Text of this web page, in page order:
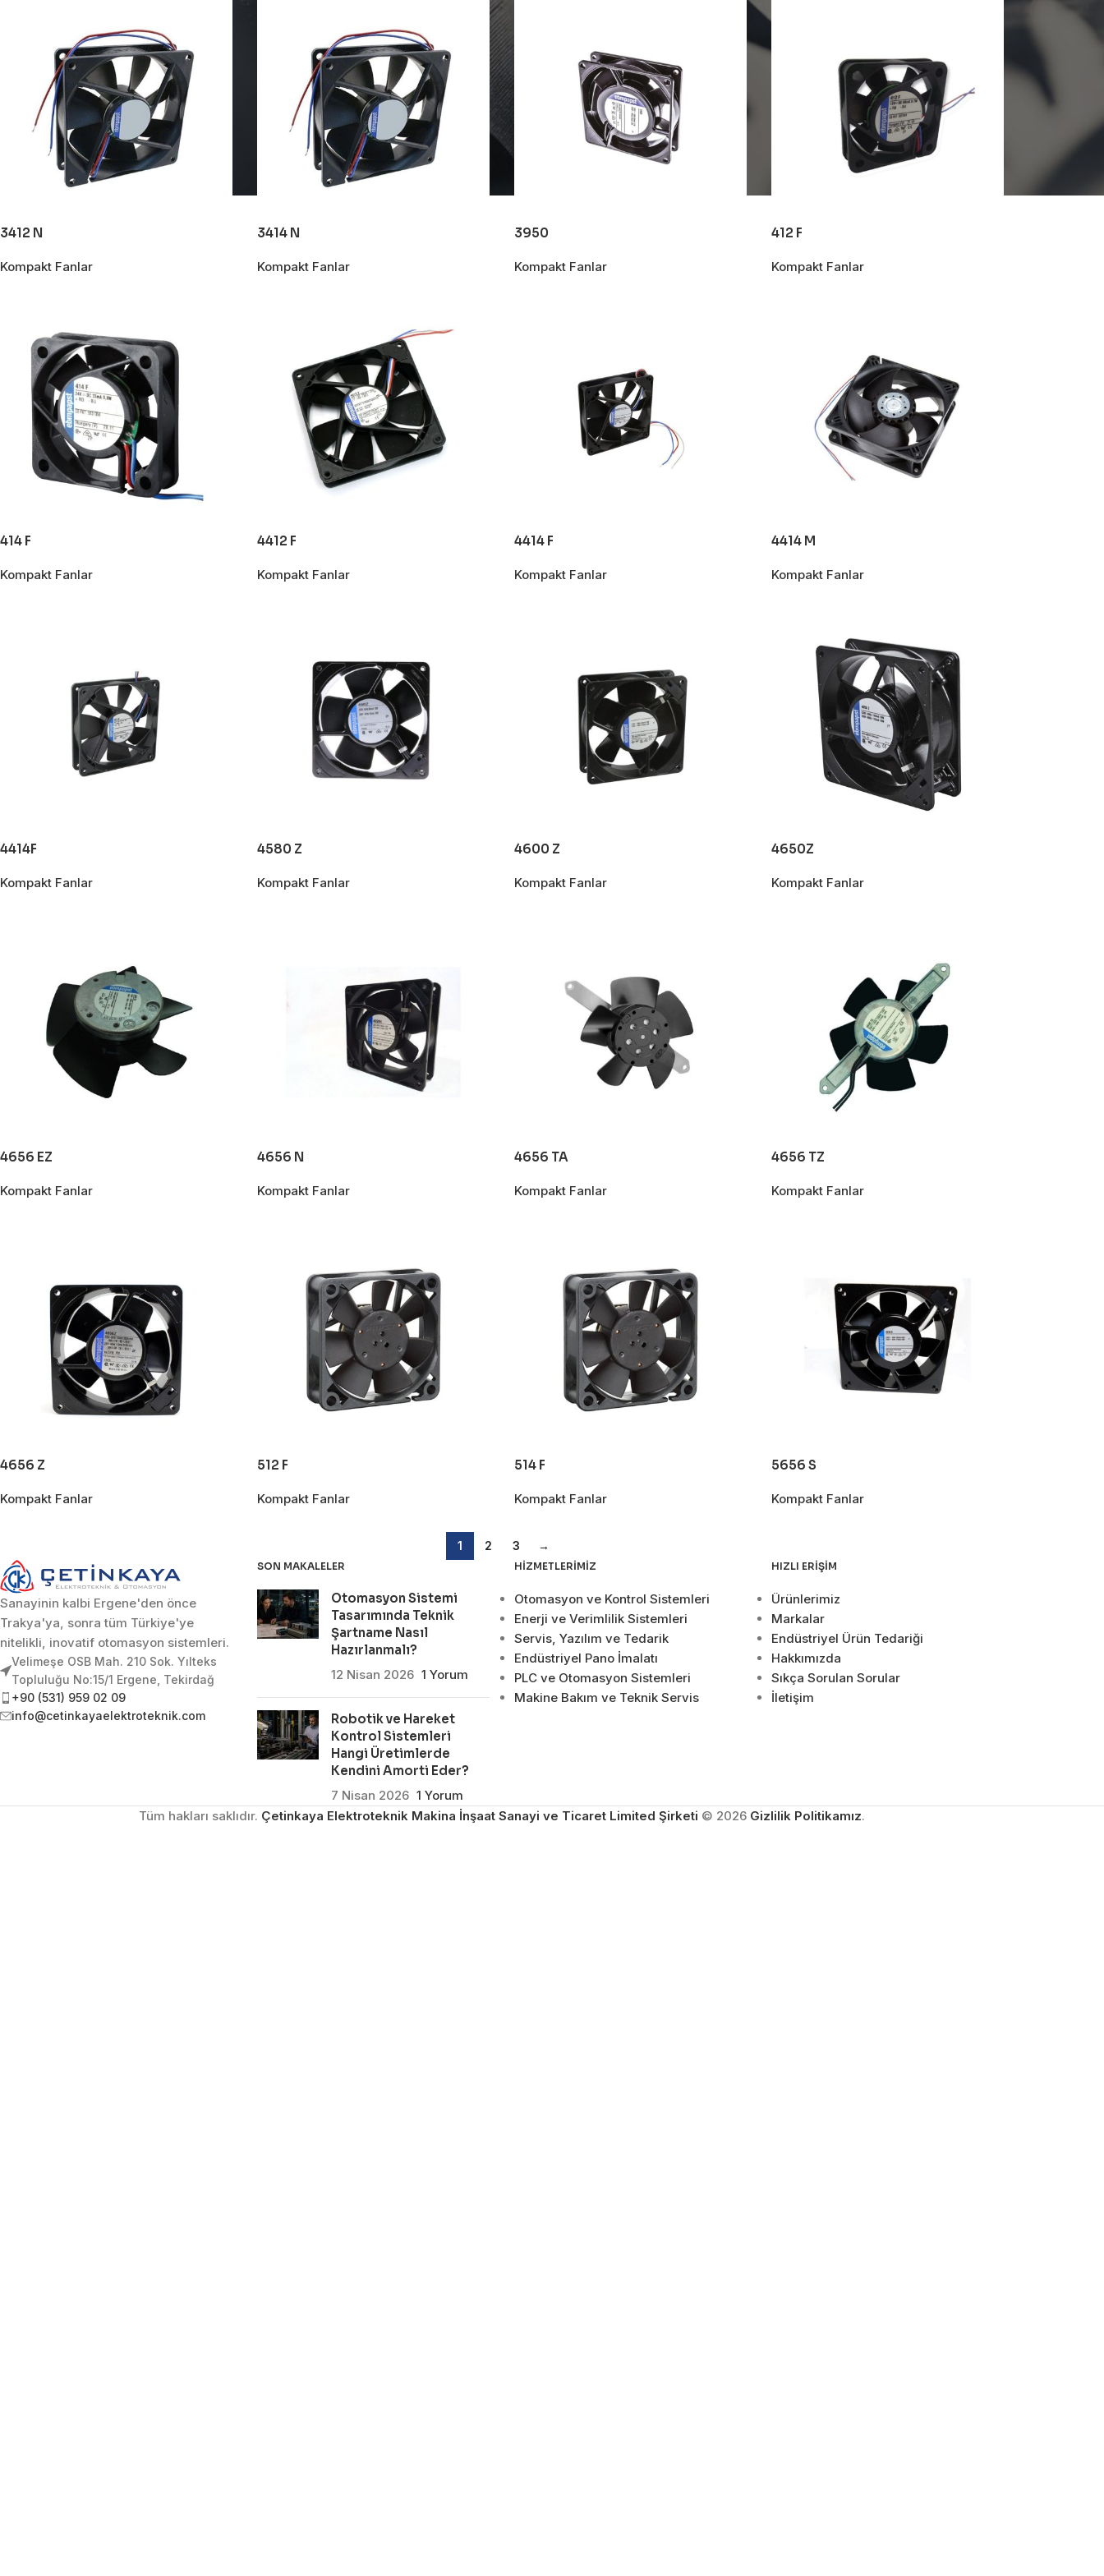
İmalatı
Proses Otomasyonu
SCADA ve HMI
Sistemleri
Otomasyon Sistemleri
Tasarımı
Robotik ve Hareket
Enstrümantasyon ve
Ölçüm Sistemleri
3412 N
Kompakt Fanlar
3414 N
Kompakt Fanlar
3950
Kompakt Fanlar
412 F
Kompakt Fanlar
414 F
Kompakt Fanlar
4412 F
Kompakt Fanlar
4414 F
Kompakt Fanlar
4414 M
Kompakt Fanlar
4414F
Kompakt Fanlar
4580 Z
Kompakt Fanlar
4600 Z
Kompakt Fanlar
4650Z
Kompakt Fanlar
4656 EZ
Kompakt Fanlar
4656 N
Kompakt Fanlar
4656 TA
Kompakt Fanlar
4656 TZ
Kompakt Fanlar
4656 Z
Kompakt Fanlar
512 F
Kompakt Fanlar
514 F
Kompakt Fanlar
5656 S
Kompakt Fanlar
1 2 3 →
Sanayinin kalbi Ergene'den önce
Trakya'ya, sonra tüm Türkiye'ye
nitelikli, inovatif otomasyon sistemleri.
Velimeşe OSB Mah. 210 Sok. Yılteks
Topluluğu No:15/1 Ergene, Tekirdağ
+90 (531) 959 02 09
info@cetinkayaelektroteknik.com
SON MAKALELER
Otomasyon Sistemi
Tasarımında Teknik
Şartname Nasıl
Hazırlanmalı?
12 Nisan 2026 1 Yorum
Robotik ve Hareket
Kontrol Sistemleri
Hangi Üretimlerde
Kendini Amorti Eder?
7 Nisan 2026 1 Yorum
HIZMETLERIMIZ
Otomasyon ve Kontrol Sistemleri
Enerji ve Verimlilik Sistemleri
Servis, Yazılım ve Tedarik
Endüstriyel Pano İmalatı
PLC ve Otomasyon Sistemleri
Makine Bakım ve Teknik Servis
HIZLI ERIŞIM
Ürünlerimiz
Markalar
Endüstriyel Ürün Tedariği
Hakkımızda
Sıkça Sorulan Sorular
İletişim
Tüm hakları saklıdır. Çetinkaya Elektroteknik Makina İnşaat Sanayi ve Ticaret Limited Şirketi © 2026 Gizlilik Politikamız.